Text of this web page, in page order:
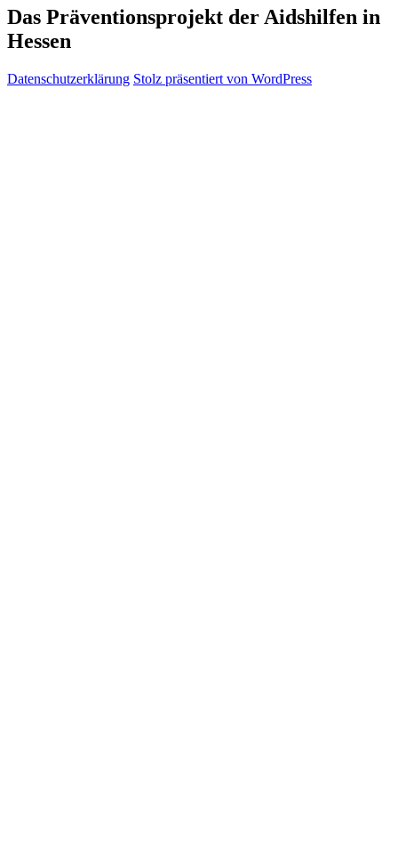
Das Präventionsprojekt der Aidshilfen in
Hessen
Datenschutzerklärung Stolz präsentiert von WordPress